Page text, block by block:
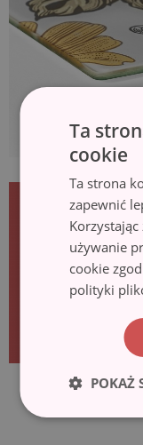
Ta
cookie
Ta strona
zapewnić
używanie
cookie
polityki
POKAŻ